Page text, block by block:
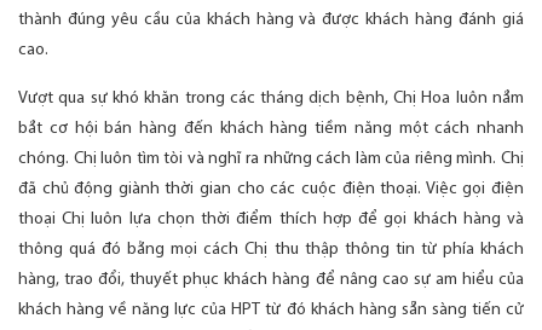
thành đúng yêu cầu của khách hàng và được khách hàng đánh giá
cao.
Vượt qua sự khó khăn trong các tháng dịch bệnh, Chị Hoa luôn nắm
bắt cơ hội bán hàng đến khách hàng tiềm năng một cách nhanh
chóng. Chị luôn tìm tòi và nghĩ ra những cách làm của riêng mình. Chị
đã chủ động giành thời gian cho các cuộc điện thoại. Việc gọi điện
thoại Chị luôn lựa chọn thời điểm thích hợp để gọi khách hàng và
thông quá đó bằng mọi cách Chị thu thập thông tin từ phía khách
hàng, trao đổi, thuyết phục khách hàng để nâng cao sự am hiểu của
khách hàng về năng lực của HPT từ đó khách hàng sẵn sàng tiến cử